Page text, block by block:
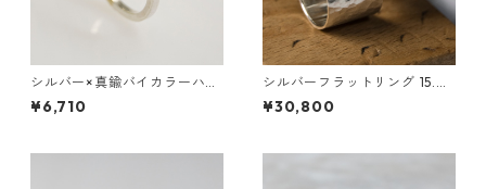
シルバー×真鍮バイカラーハー
フフラットリング 2.0mm幅
つや消し｜WKS SV×BS BI-CO
¥6,710
シルバーフラットリング 15.0
mm幅 つや消し槌目 3号～27
号｜WKS FLAT RING 15.0 sv
¥30,800